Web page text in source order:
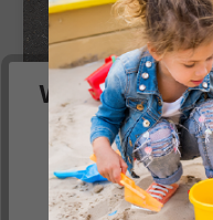
Laterne
Wir
Diese Website
bestmögliche